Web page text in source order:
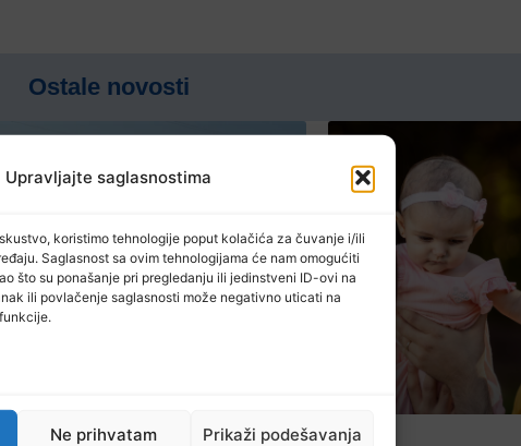
Upravljajte saglasnostima
koristimo tehnologije poput kolačića za čuvanje i/ili
Saglasnost sa ovim tehnologijama će nam omogućiti
što su ponašanje pri pregledanju ili jedinstveni ID-ovi na
ili povlačenje saglasnosti može negativno uticati na
Ne prihvatam Prikaži podešavanja
Ostale novosti